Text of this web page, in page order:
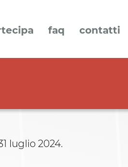
faq contatti
luglio 2024.